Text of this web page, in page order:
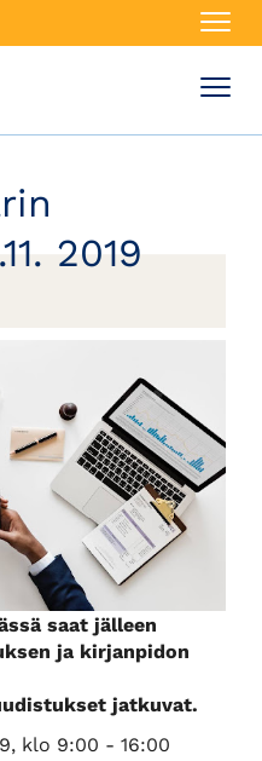
2019
saat jälleen
ja kirjanpidon
jatkuvat.
klo 9:00 - 16:00